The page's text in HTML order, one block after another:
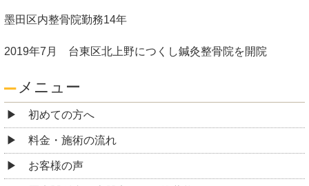
墨田区内整骨院勤務14年
2019年7月 台東区北上野につくし鍼灸整骨院を開院
メニュー
初めての方へ
料金・施術の流れ
お客様の声